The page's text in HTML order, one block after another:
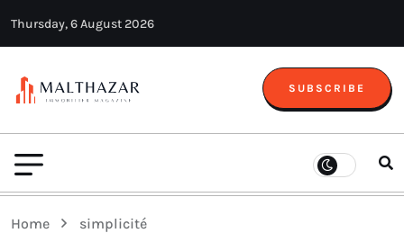
Thursday, 6 August 2026
SUBSCRIBE
Home simplicité